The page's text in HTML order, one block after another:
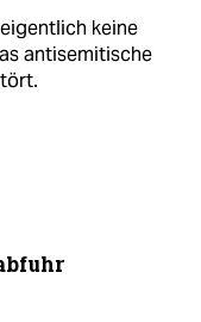
keine
antisemitische